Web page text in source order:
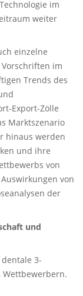
im
weiter
einzelne
im
Trends des
Export-Zölle
Marktszenario
hinaus werden
und ihre
von
von
der
und
3-
Wettbewerbern.